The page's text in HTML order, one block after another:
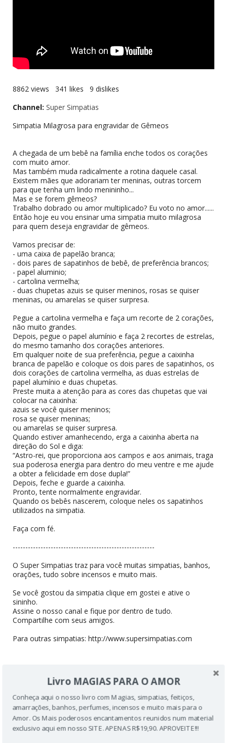
8862 views 341 likes 9 dislikes
Channel: Super Simpatias
Simpatia Milagrosa para engravidar de Gêmeos
A chegada de um bebê na família enche todos os corações
com muito amor.
Mas também muda radicalmente a rotina daquele casal.
Existem mães que adorariam ter meninas, outras torcem
para que tenha um lindo menininho...
Mas e se forem gêmeos?
Trabalho dobrado ou amor multiplicado? Eu voto no amor......
Então hoje eu vou ensinar uma simpatia muito milagrosa
para quem deseja engravidar de gêmeos.
Vamos precisar de:
- uma caixa de papelão branca;
- dois pares de sapatinhos de bebê, de preferência brancos;
- papel aluminio;
- cartolina vermelha;
- duas chupetas azuis se quiser meninos, rosas se quiser
meninas, ou amarelas se quiser surpresa.
Pegue a cartolina vermelha e faça um recorte de 2 corações,
não muito grandes.
Depois, pegue o papel alumínio e faça 2 recortes de estrelas,
do mesmo tamanho dos corações anteriores.
Em qualquer noite de sua preferência, pegue a caixinha
branca de papelão e coloque os dois pares de sapatinhos, os
dois corações de cartolina vermelha, as duas estrelas de
papel alumínio e duas chupetas.
Preste muita a atenção para as cores das chupetas que vai
colocar na caixinha:
azuis se você quiser meninos;
rosa se quiser meninas;
ou amarelas se quiser surpresa.
Quando estiver amanhecendo, erga a caixinha aberta na
direção do Sol e diga:
“Astro-rei, que proporciona aos campos e aos animais, traga
sua poderosa energia para dentro do meu ventre e me ajude
a obter a felicidade em dose dupla!”
Depois, feche e guarde a caixinha.
Pronto, tente normalmente engravidar.
Quando os bebês nascerem, coloque neles os sapatinhos
utilizados na simpatia.
Faça com fé.
--------------------------------------------------------
O Super Simpatias traz para você muitas simpatias, banhos,
orações, tudo sobre incensos e muito mais.
Se você gostou da simpatia clique em gostei e ative o
sininho.
Assine o nosso canal e fique por dentro de tudo.
Compartilhe com seus amigos.
Para outras simpatias: http://www.supersimpatias.com
Já conhece nosso livro? LIVRO MAGIAS PARA O AMOR COM
DESCONTO ESPECIAL. VEJA:
http://livros.supersimpatias.com/produto/livro-magias-para-
o-amor/
#supersimpatias #engravidardegemeos
#simpatiaparaengravidar #gravidez #gemeos
Livro MAGIAS PARA O AMOR
Conheça aqui o nosso livro com Magias, simpatias, feitiços,
amarrações, banhos, perfumes, incensos e muito mais para o
Amor. Os Mais poderosos encantamentos reunidos num material
exclusivo aqui em nosso SITE. APENAS R$19,90. APROVEITE!!!